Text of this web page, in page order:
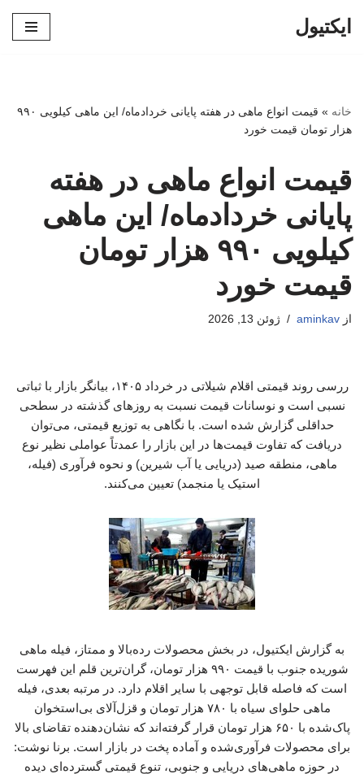
ایکتیول
خانه »
قیمت انواع ماهی در هفته پایانی خردادماه/ این ماهی کیلویی ۹۹۰
هزار تومان قیمت خورد
قیمت انواع ماهی در هفته
پایانی خردادماه/ این ماهی
کیلویی ۹۹۰ هزار تومان
قیمت خورد
از aminkav ژوئن 13, 2026
ررسی روند قیمتی اقلام شیلاتی در خرداد ۱۴۰۵، بیانگر بازار با ثباتی
نسبی است و نوسانات قیمت نسبت به روزهای گذشته در سطحی
حداقلی گزارش شده است. با نگاهی به توزیع قیمتی، می‌توان
دریافت که تفاوت قیمت‌ها در این بازار را عمدتاً عواملی نظیر نوع
ماهی، منطقه صید (دریایی یا آب شیرین) و نحوه فرآوری (فیله،
استیک یا منجمد) تعیین می‌کنند.
به گزارش ایکتیول، در بخش محصولات رده‌بالا و ممتاز، فیله ماهی
شوریده جنوب با قیمت ۹۹۰ هزار تومان، گران‌ترین قلم این فهرست
است که فاصله قابل توجهی با سایر اقلام دارد. در مرتبه بعدی، فیله
ماهی حلوای سیاه با ۷۸۰ هزار تومان و قزل‌آلای بی‌استخوان
پاک‌شده با ۶۵۰ هزار تومان قرار گرفته‌اند که نشان‌دهنده تقاضای بالا
برای محصولات فرآوری‌شده و آماده پخت در بازار است. برنا نوشت:
در حوزه ماهی‌های دریایی و جنوبی، تنوع قیمتی گسترده‌ای دیده